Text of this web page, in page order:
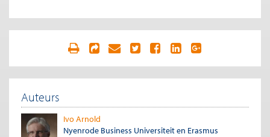
Auteurs
Ivo Arnold
Nyenrode Business Universiteit en Erasmus